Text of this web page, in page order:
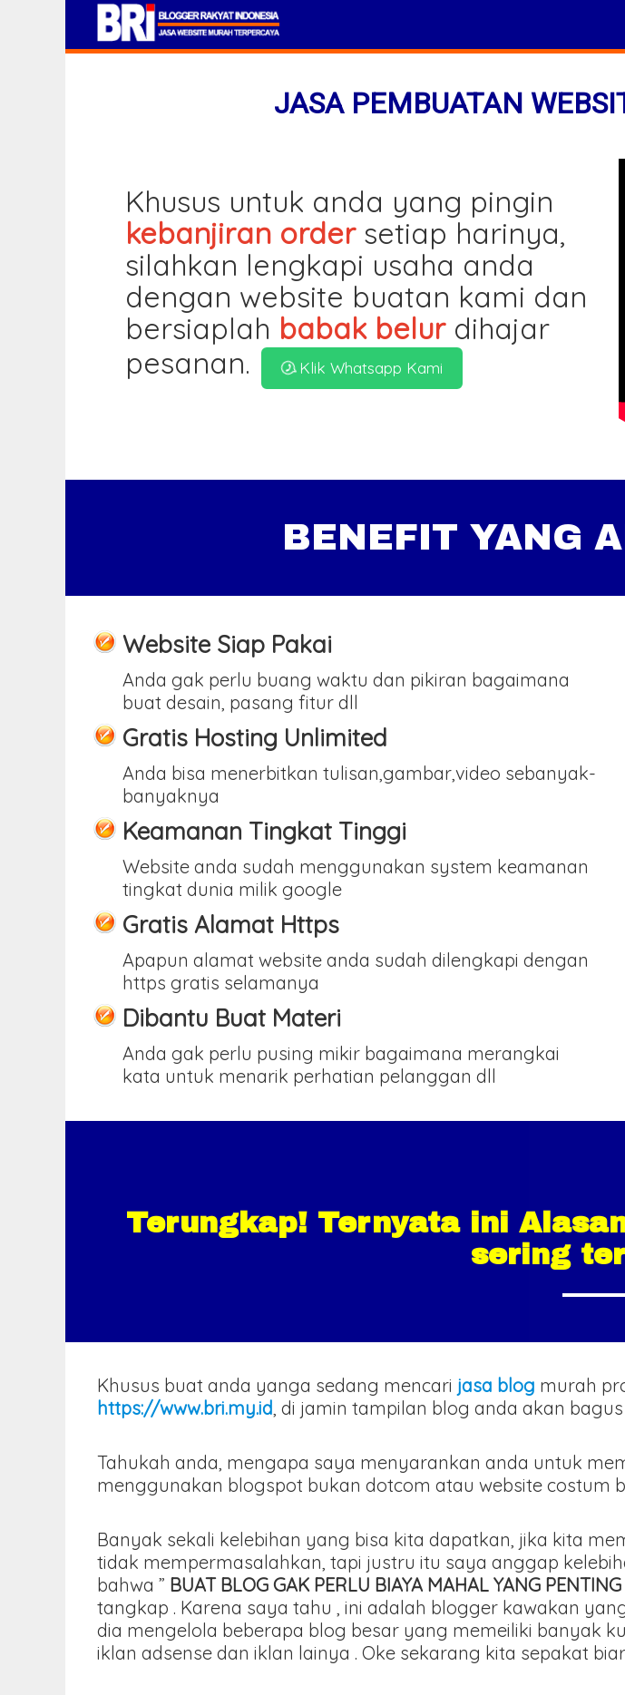
JASA PEMBUATAN
Khusus untuk anda yang pingin
kebanjiran ordersetiap harinya,
silahkan lengkapi usaha anda
dengan website buatan kami dan
bersiaplah babak belurdihajar
pesanan.
Klik Whatsapp Kami
BENEFIT YANG
Website Siap Pakai
Anda gak perlu buang waktu dan pikiran bagaimana
buat desain, pasang fitur dll
Gratis Hosting Unlimited
Anda bisa menerbitkan tulisan,gambar,video sebanyak-
banyaknya
Keamanan Tingkat Tinggi
Website anda sudah menggunakan system keamanan
tingkat dunia milik google
Gratis Alamat Https
Apapun alamat website anda sudah dilengkapi dengan
https gratis selamanya
Dibantu Buat Materi
Anda gak perlu pusing mikir bagaimana merangkai
kata untuk menarik perhatian pelanggan dll
Terungkap! Ternyata ini
sering
Khusus buat anda yanga sedang mencari jasa blog murah
https://www.bri.my.id, di jamin tampilan blog anda akan
Tahukah anda, mengapa saya menyarankan anda untuk
menggunakan blogspot bukan dotcom atau website costum
Banyak sekali kelebihan yang bisa kita dapatkan, jika kita
tidak mempermasalahkan, tapi justru itu saya anggap
bahwa ” BUAT BLOG GAK PERLU BIAYA MAHAL YANG
tangkap . Karena saya tahu , ini adalah blogger kawakan
dia mengelola beberapa blog besar yang memeiliki banyak
iklan adsense dan iklan lainya . Oke sekarang kita sepakat